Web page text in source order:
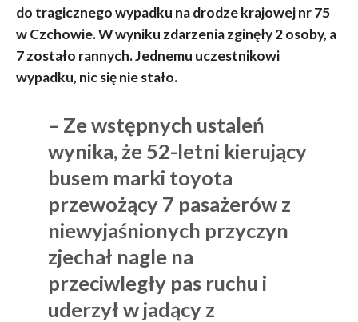
do tragicznego wypadku na drodze krajowej nr 75
w Czchowie. W wyniku zdarzenia zginęły 2 osoby, a
7 zostało rannych. Jednemu uczestnikowi
wypadku, nic się nie stało.
– Ze wstępnych ustaleń
wynika, że 52-letni kierujący
busem marki toyota
przewożący 7 pasażerów z
niewyjaśnionych przyczyn
zjechał nagle na
przeciwległy pas ruchu i
uderzył w jadący z